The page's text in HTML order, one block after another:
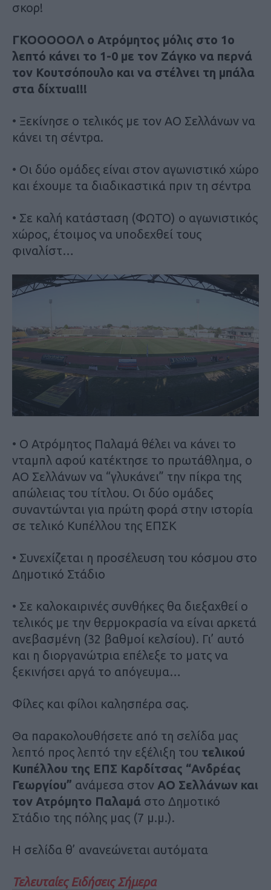
σκορ!
ΓΚΟΟΟΟΟΛ ο Ατρόμητος μόλις στο 1ο
λεπτό κάνει το 1-0 με τον Ζάγκο να περνά
τον Κουτσόπουλο και να στέλνει τη μπάλα
στα δίχτυα!!!
• Ξεκίνησε ο τελικός με τον ΑΟ Σελλάνων να
κάνει τη σέντρα.
• Οι δύο ομάδες είναι στον αγωνιστικό χώρο
και έχουμε τα διαδικαστικά πριν τη σέντρα
• Σε καλή κατάσταση (ΦΩΤΟ) ο αγωνιστικός
χώρος, έτοιμος να υποδεχθεί τους
φιναλίστ…
• Ο Ατρόμητος Παλαμά θέλει να κάνει το
νταμπλ αφού κατέκτησε το πρωτάθλημα, ο
ΑΟ Σελλάνων να “γλυκάνει” την πίκρα της
απώλειας του τίτλου. Οι δύο ομάδες
συναντώνται για πρώτη φορά στην ιστορία
σε τελικό Κυπέλλου της ΕΠΣΚ
• Συνεχίζεται η προσέλευση του κόσμου στο
Δημοτικό Στάδιο
• Σε καλοκαιρινές συνθήκες θα διεξαχθεί ο
τελικός με την θερμοκρασία να είναι αρκετά
ανεβασμένη (32 βαθμοί κελσίου). Γι’ αυτό
και η διοργανώτρια επέλεξε το ματς να
ξεκινήσει αργά το απόγευμα…
Φίλες και φίλοι καλησπέρα σας.
Θα παρακολουθήσετε από τη σελίδα μας
λεπτό προς λεπτό την εξέλιξη του τελικού
Κυπέλλου της ΕΠΣ Καρδίτσας “Ανδρέας
Γεωργίου” ανάμεσα στον ΑΟ Σελλάνων και
τον Ατρόμητο Παλαμά στο Δημοτικό
Στάδιο της πόλης μας (7 μ.μ.).
Η σελίδα θ’ ανανεώνεται αυτόματα
Τελευταίες Ειδήσεις Σήμερα